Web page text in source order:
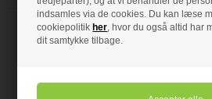
indsamles via de cookies. Du kan læse
cookiepolitikher , hvor du også altid har
dit samtykke tilbage.